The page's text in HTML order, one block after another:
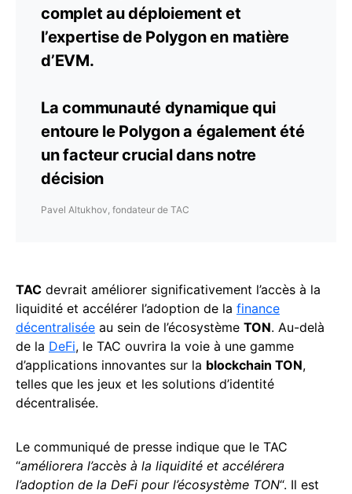
complet au déploiement et
l’expertise de Polygon en matière
d’EVM.
La communauté dynamique qui
entoure le Polygon a également été
un facteur crucial dans notre
décision
Pavel Altukhov, fondateur de TAC
TAC devrait améliorer significativement l’accès à la
liquidité et accélérer l’adoption de la finance
décentralisée au sein de l’écosystème TON. Au-delà
de la DeFi, le TAC ouvrira la voie à une gamme
d’applications innovantes sur la blockchain TON,
telles que les jeux et les solutions d’identité
décentralisée.
Le communiqué de presse indique que le TAC
“améliorera l’accès à la liquidité et accélérera
l’adoption de la DeFi pour l’écosystème TON“. Il est